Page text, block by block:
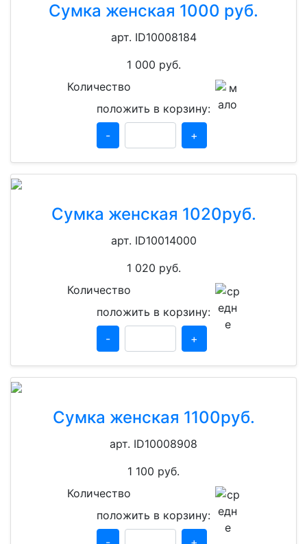
Сумка женская 1000 руб.
арт. ID10008184
1 000 руб.
Количество
положить в корзину:
-
+
Сумка женская 1020руб.
арт. ID10014000
1 020 руб.
Количество
положить в корзину:
-
+
Сумка женская 1100руб.
арт. ID10008908
1 100 руб.
Количество
положить в корзину: